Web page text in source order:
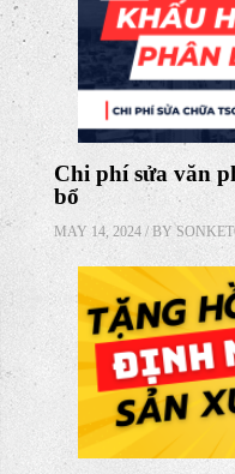
Chi phí sửa văn
bổ
MAY 14, 2024 / BY